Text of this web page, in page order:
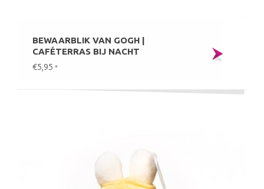
BEWAARBLIK VAN GOGH |
CAFÉTERRAS BIJ NACHT
€5,95 *